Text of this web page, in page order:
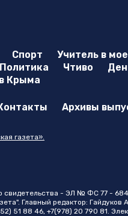
Спорт Учитель в
Политика Чтиво
Крыма
Архивы
газета».
свидетельства - ЭЛ № ФС 77 -
Главный редактор: Гайдуков
51 88 46, +7(978) 20 790 81.